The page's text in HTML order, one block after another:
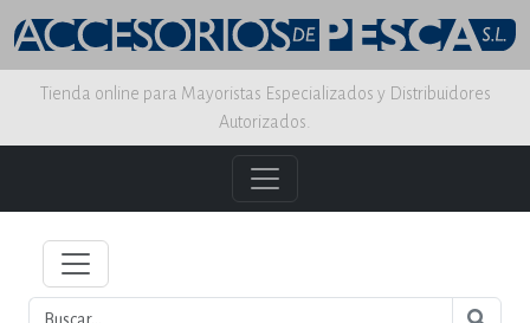
Tienda online para Mayoristas Especializados y Distribuidores
Autorizados.